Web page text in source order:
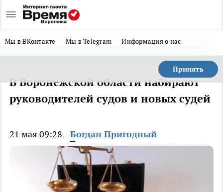
Мы в ВКонтакте Мы в Telegram Информация о нас
Принять
В Воронежской области набирают
руководителей судов и новых судей
21 мая 09:28 Богдан Пригодный